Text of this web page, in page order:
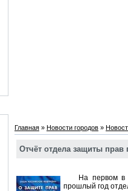
Главная » Новости городов »
Отчёт отдела защиты прав
На первом в
прошлый год